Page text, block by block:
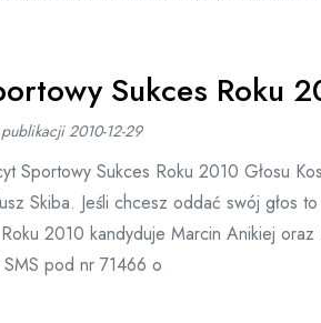
Sukces Roku
2010-12-29
Sportowy Sukces Roku 2010 Głosu
Skiba. Jeśli chcesz oddać swój głos
2010 kandyduje Marcin Anikiej oraz
SMS pod nr 71466 o